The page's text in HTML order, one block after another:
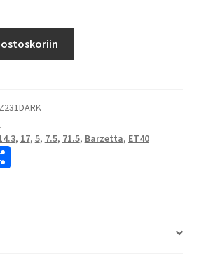
ostoskoriin
, 17, 5, 7.5, 71.5, Barzetta, ET40
S